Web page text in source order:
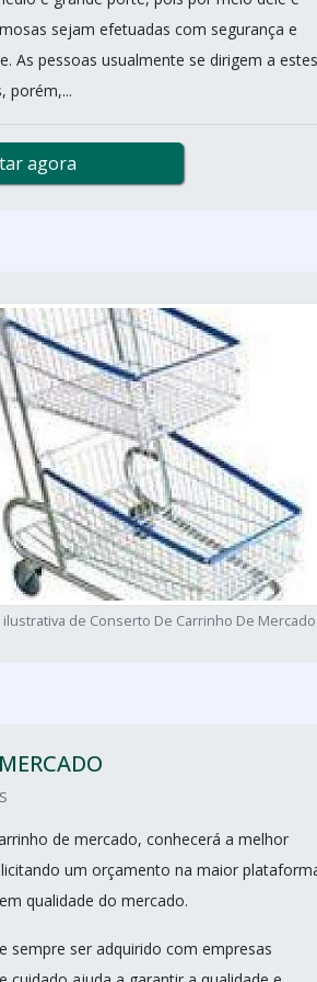
sejam efetuadas com segurança e
As pessoas usualmente se dirigem a estes
porém,...
agora
ilustrativa de Conserto De Carrinho De Mercado
de mercado, conhecerá a melhor
um orçamento na maior
qualidade do mercado.
sempre ser adquirido com empresas